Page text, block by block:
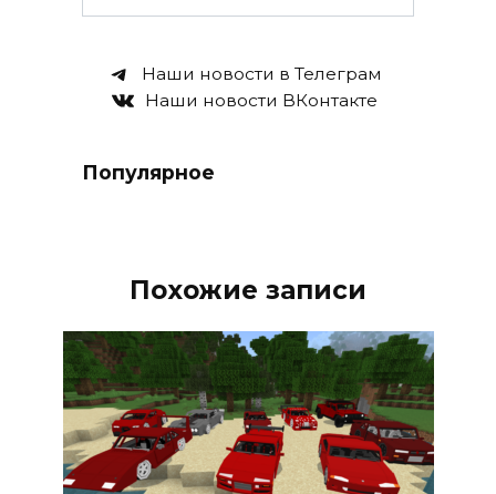
Наши новости в Телеграм
Наши новости ВКонтакте
Популярное
Похожие записи